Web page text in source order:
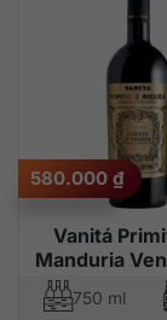
Vanitá
Manduria
580.000 ₫
750 ml